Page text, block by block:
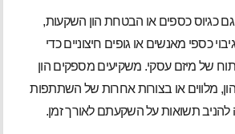
גם כגיוס כספים או הבטחת הון השקעות,
כספי מאנשים או גופים חיצוניים כדי
של מיזם עסקי. משקיעים מספקים הון
מלווים או בצורות אחרות של השתתפות
להניב תשואות על השקעתם לאורך זמן.